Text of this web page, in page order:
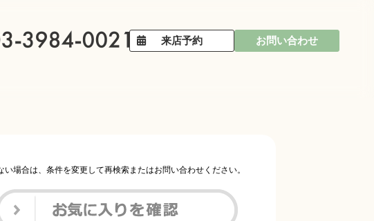
来店予約 お問い合わせ
場合は、条件を変更して再検索またはお問い合わせください。